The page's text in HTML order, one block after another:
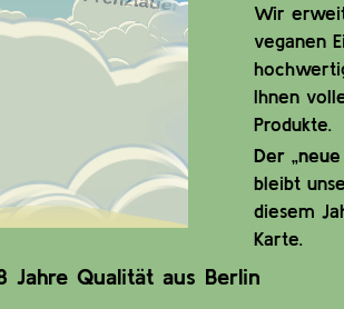
Wir
veganen
Ihnen
Produkte.
Der „neue
bleibt
diesem
Karte.
Jahre Qualität aus Berlin